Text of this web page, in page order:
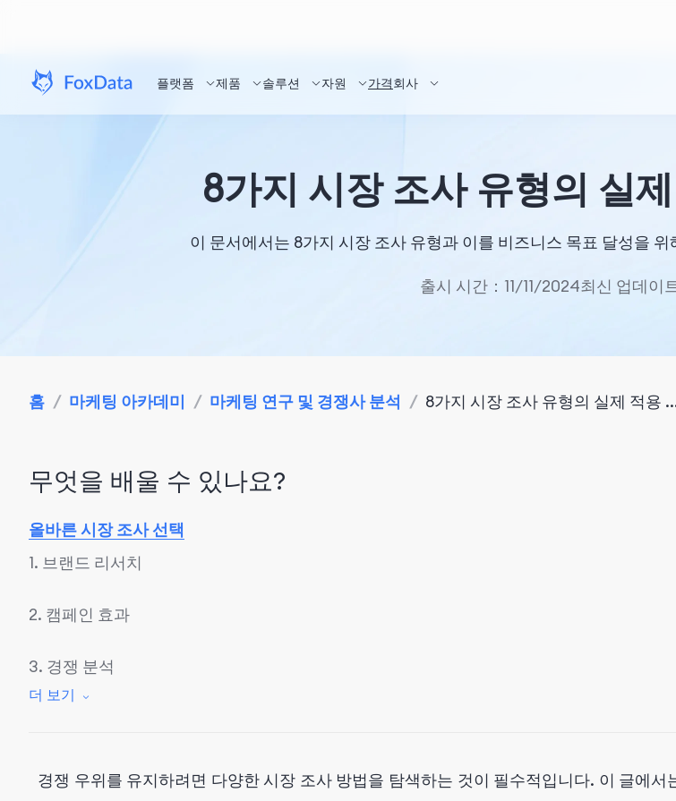
플랫폼 제품 솔루션 자원 가격회사
8가지 시장 조사 유형의 실
이 문서에서는 8가지 시장 조사 유형과 이를 비즈니스 목표 달성을
출시 시간：11/11/2024최신 업데이
홈 / 마케팅 아카데미 / 마케팅 연구 및 경쟁사 분석 / 8가지 시장 조사 유형의 실제 적용
무엇을 배울 수 있나요?
올바른 시장 조사 선택
1. 브랜드 리서치
2. 캠페인 효과
3. 경쟁 분석
4. 소비자 통찰력
6. 고객 세분화 연구
더 보기
경쟁 우위를 유지하려면 다양한 시장 조사 방법을 탐색하는 것이 필수적입니다. 이 글에서